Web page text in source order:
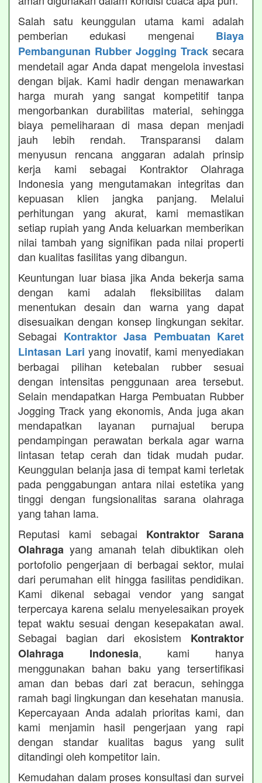
Salah satu keunggulan utama kami adalah
pemberian edukasi mengenai Biaya
Pembangunan Rubber Jogging Track secara
mendetail agar Anda dapat mengelola investasi
dengan bijak. Kami hadir dengan menawarkan
harga murah yang sangat kompetitif tanpa
mengorbankan durabilitas material, sehingga
biaya pemeliharaan di masa depan menjadi
jauh lebih rendah. Transparansi dalam
menyusun rencana anggaran adalah prinsip
kerja kami sebagai Kontraktor Olahraga
Indonesia yang mengutamakan integritas dan
kepuasan klien jangka panjang. Melalui
perhitungan yang akurat, kami memastikan
setiap rupiah yang Anda keluarkan memberikan
nilai tambah yang signifikan pada nilai properti
dan kualitas fasilitas yang dibangun.
Keuntungan luar biasa jika Anda bekerja sama
dengan kami adalah fleksibilitas dalam
menentukan desain dan warna yang dapat
disesuaikan dengan konsep lingkungan sekitar.
Sebagai Kontraktor Jasa Pembuatan Karet
Lintasan Lari yang inovatif, kami menyediakan
berbagai pilihan ketebalan rubber sesuai
dengan intensitas penggunaan area tersebut.
Selain mendapatkan Harga Pembuatan Rubber
Jogging Track yang ekonomis, Anda juga akan
mendapatkan layanan purnajual berupa
pendampingan perawatan berkala agar warna
lintasan tetap cerah dan tidak mudah pudar.
Keunggulan belanja jasa di tempat kami terletak
pada penggabungan antara nilai estetika yang
tinggi dengan fungsionalitas sarana olahraga
yang tahan lama.
Reputasi kami sebagai Kontraktor Sarana
Olahraga yang amanah telah dibuktikan oleh
portofolio pengerjaan di berbagai sektor, mulai
dari perumahan elit hingga fasilitas pendidikan.
Kami dikenal sebagai vendor yang sangat
terpercaya karena selalu menyelesaikan proyek
tepat waktu sesuai dengan kesepakatan awal.
Sebagai bagian dari ekosistem Kontraktor
Olahraga Indonesia, kami hanya
menggunakan bahan baku yang tersertifikasi
aman dan bebas dari zat beracun, sehingga
ramah bagi lingkungan dan kesehatan manusia.
Kepercayaan Anda adalah prioritas kami, dan
kami menjamin hasil pengerjaan yang rapi
dengan standar kualitas bagus yang sulit
ditandingi oleh kompetitor lain.
Kemudahan dalam proses konsultasi dan survei